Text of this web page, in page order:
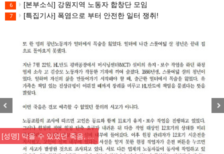
6 [본부소식] 강원지역 노동자 합창단 모임
7 [특집기사] 폭염으로 부터 안전한 일터 쟁취!
[성명] 막을 수 있었던 죽음, …